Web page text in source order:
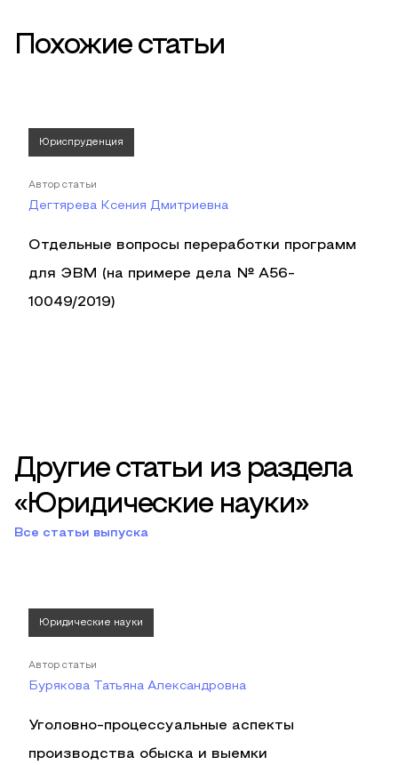
Похожие статьи
Юриспруденция
Автор статьи
Дегтярева Ксения Дмитриевна
Отдельные вопросы переработки программ
для ЭВМ (на примере дела № А56-
10049/2019)
Другие статьи из раздела
«Юридические науки»
Все статьи выпуска
Юридические науки
Автор статьи
Бурякова Татьяна Александровна
Уголовно-процессуальные аспекты
производства обыска и выемки